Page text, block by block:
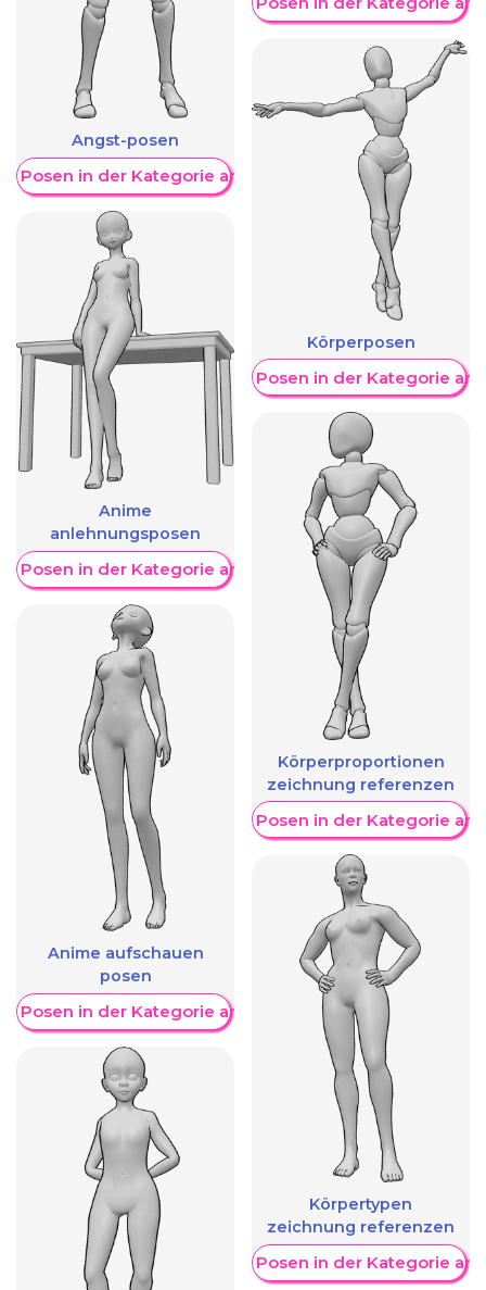
Angst-posen
Posen in der Kategorie anzeigen
Anime
anlehnungsposen
Posen in der Kategorie anzeigen
Anime aufschauen
posen
Posen in der Kategorie anzeigen
Körperposen
Weitere Posen in der Kategorie
Körperproportionen
zeichnung referenzen
Weitere Posen in der Kategorie
Körpertypen
zeichnung referenzen
Weitere Posen in der Kategorie